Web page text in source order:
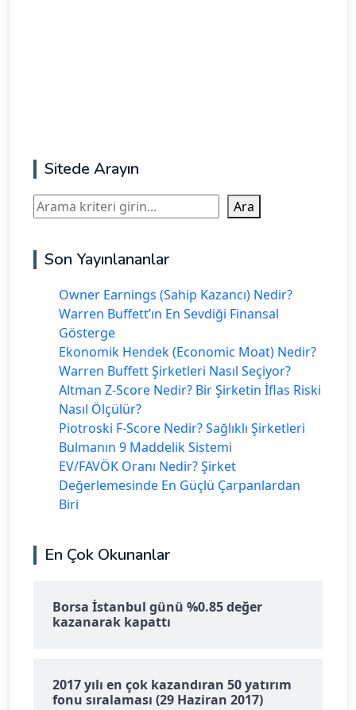
Sitede Arayın
Ara Ara
Son Yayınlananlar
Owner Earnings (Sahip Kazancı) Nedir?
Warren Buffett’ın En Sevdiği Finansal
Gösterge
Ekonomik Hendek (Economic Moat) Nedir?
Warren Buffett Şirketleri Nasıl Seçiyor?
Altman Z-Score Nedir? Bir Şirketin İflas Riski
Nasıl Ölçülür?
Piotroski F-Score Nedir? Sağlıklı Şirketleri
Bulmanın 9 Maddelik Sistemi
EV/FAVÖK Oranı Nedir? Şirket
Değerlemesinde En Güçlü Çarpanlardan
Biri
En Çok Okunanlar
Borsa İstanbul günü %0.85 değer
kazanarak kapattı
2017 yılı en çok kazandıran 50 yatırım
fonu sıralaması (29 Haziran 2017)